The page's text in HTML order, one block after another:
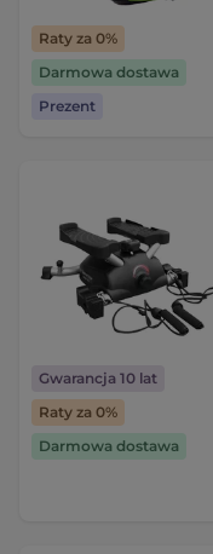
Raty za 0%
Darmowa dostawa
Prezent
Gwarancja 10 lat
Raty za 0%
Darmowa dostawa